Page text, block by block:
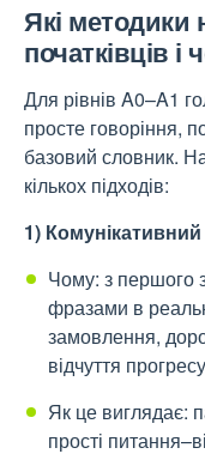
Які методики
початківців і
Для рівнів A0–A1
просте говоріння,
базовий словник.
кількох підходів:
1)
Чому: з першого
фразами в
замовлення,
відчуття
Як це виглядає:
прості